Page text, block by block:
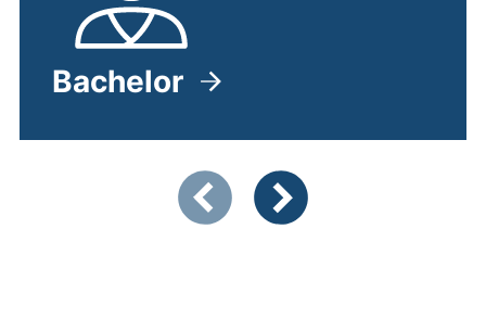
Bachelor
Zeigt Folie 1 von 4